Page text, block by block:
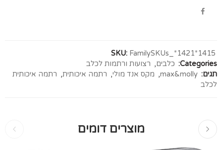
SKU: FamilySKUs_*1421*1415
Categories:
כלבים, רצועות ורתמות לכלב
תגים: max&molly
, מקס אנד מולי, רתמה איכותית, רתמה איכותית
לכלב
מוצרים דומים